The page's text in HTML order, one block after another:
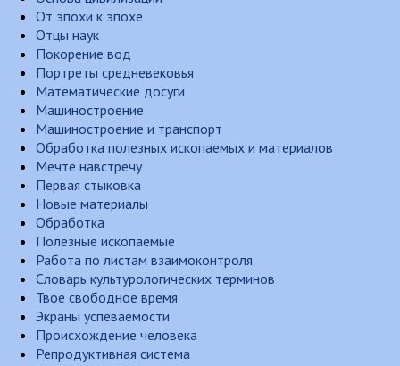
От эпохи к эпохе
Отцы наук
Покорение вод
Портреты средневековья
Математические досуги
Машиностроение
Машиностроение и транспорт
Обработка полезных ископаемых и материалов
Мечте навстречу
Первая стыковка
Новые материалы
Обработка
Полезные ископаемые
Работа по листам взаимоконтроля
Словарь культурологических терминов
Твое свободное время
Экраны успеваемости
Происхождение человека
Репродуктивная система